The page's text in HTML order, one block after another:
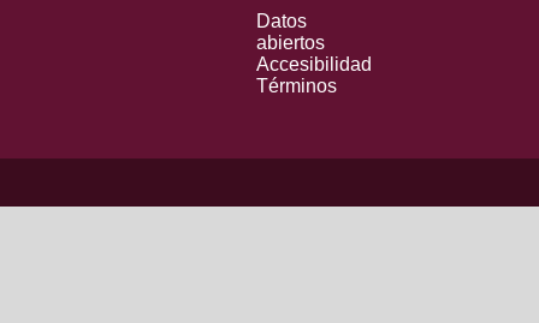
Datos
abiertos
Accesibilidad
Términos